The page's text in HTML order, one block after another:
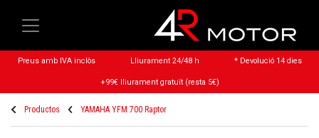
Preus amb IVA inclòs Lliurament 24/48 h * Devolució 14 dies
+99€ lliurament gratuït (resta 5€)
Productos YAMAHA YFM 700 Raptor